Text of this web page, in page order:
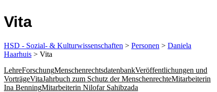
Vita
HSD - Sozial- & Kulturwissenschaften > Personen > Daniela
Haarhuis > Vita
LehreForschungMenschenrechtsdatenbankVeröffentlichungen und
VorträgeVitaJahrbuch zum Schutz der MenschenrechteMitarbeiterin
Ina BenningMitarbeiterin Nilofar Sahibzada